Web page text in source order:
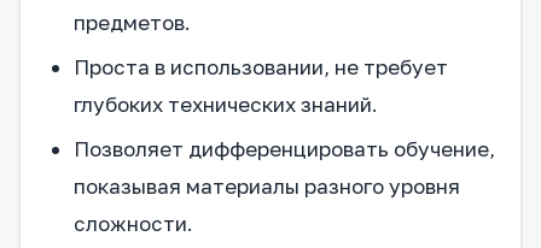
предметов.
Проста в использовании, не требует
глубоких технических знаний.
Позволяет дифференцировать обучение,
показывая материалы разного уровня
сложности.